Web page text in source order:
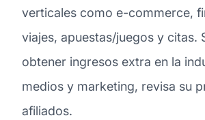
verticales como e-commerce,
viajes, apuestas/juegos y citas.
obtener ingresos extra en la
medios y marketing, revisa su
afiliados.